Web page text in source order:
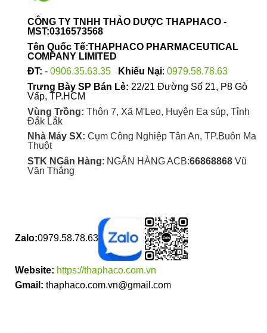
được
chọn
trên
trang
sản
được
trên
sản
CÔNG TY TNHH THẢO DƯỢC THAPHACO -
MST:0316573568
Tên Quốc Tế:THAPHACO PHARMACEUTICAL
COMPANY LIMITED
ĐT: - 0906.35.63.35 Khiếu Nại: 0979.58.78.63
Trưng Bày SP Bán Lẻ: 22/21 Đường Số 21, P8 Gò
Vấp, TP.HCM
Vùng Trồng: Thôn 7, Xã M'Leo, Huyện Ea súp, Tỉnh
Đắk Lắk
Nhà Máy SX: Cụm Công Nghiệp Tân An, TP.Buôn Ma
Thuột
STK NGân Hàng: NGÂN HÀNG ACB:66868868Vũ
Văn Thắng
Zalo:0979.58.78.63
Website: https://thaphaco.com.vn
Gmail: thaphaco.com.vn@gmail.com